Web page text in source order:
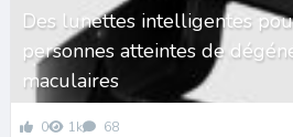
Des lunettes intelligentes
personnes atteintes de
maculaires
0 1k 68